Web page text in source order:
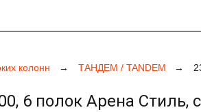
колонн ТАНДЕМ / TANDEM
6 полок Арена Стиль,